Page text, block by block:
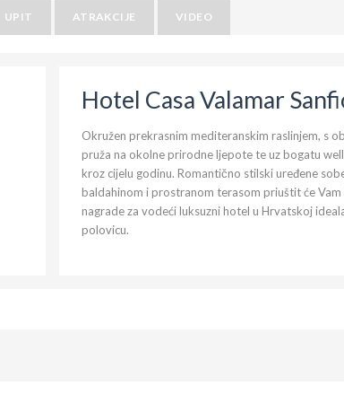
UPIT ATRAKCIJE VIDEO
Hotel Casa Valamar
Okružen prekrasnim mediteranskim raslinjem, s
pruža na okolne prirodne ljepote te uz bogatu
kroz cijelu godinu. Romantično stilski uređene
baldahinom i prostranom terasom priuštit će
nagrade za vodeći luksuzni hotel u Hrvatskoj
polovicu.